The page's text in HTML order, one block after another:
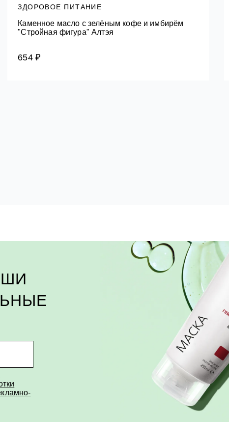
ЗДОРОВОЕ ПИТАНИЕ
Каменное масло с зелёным кофе и имбирём
"Стройная фигура" Алтэя
654 ₽